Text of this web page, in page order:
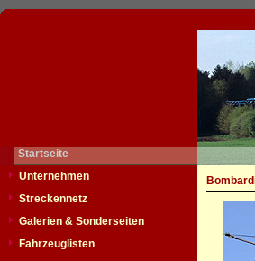
Startseite
Unternehmen
Streckennetz
Galerien & Sonderseiten
Fahrzeuglisten